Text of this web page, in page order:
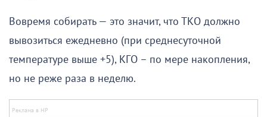
Вовремя собирать — это значит, что ТКО должно
вывозиться ежедневно (при среднесуточной
температуре выше +5), КГО – по мере накопления,
но не реже раза в неделю.